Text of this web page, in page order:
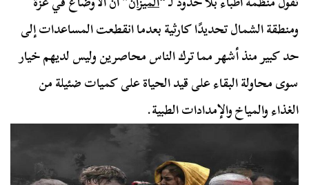
ومنطقة الشمال تحديدًا كارثية بعدما انقطعت المساعدات إلى
حد كبير منذ أشهر مما ترك الناس محاصرين وليس لديهم خيار
سوى محاولة البقاء على قيد الحياة على كميات ضئيلة من
الغذاء والمياخ والإمدادات الطبية.